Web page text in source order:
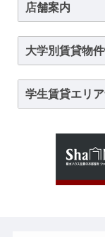
店舗案内
大学別賃貸物
学生賃貸エリ